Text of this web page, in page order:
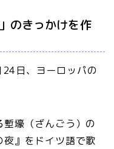
のきっかけを作
日、ヨーロッパの
壕（ざんごう）の
』をドイツ語で歌